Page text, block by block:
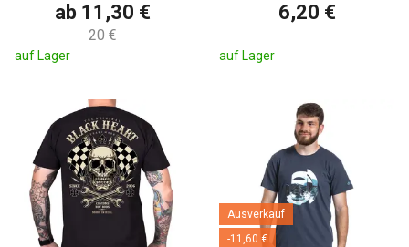
ab 11,30 €
20 €
auf Lager
6,20 €
auf Lager
Ausverkauf
-11,60 €